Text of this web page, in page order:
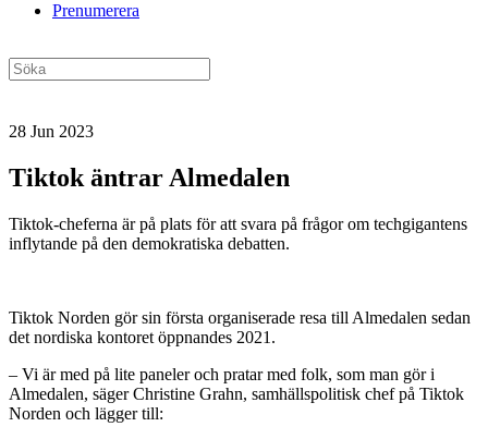
Prenumerera
28 Jun 2023
Tiktok äntrar Almedalen
Tiktok-cheferna är på plats för att svara på frågor om techgigantens
inflytande på den demokratiska debatten.
Tiktok Norden gör sin första organiserade resa till Almedalen sedan
det nordiska kontoret öppnandes 2021.
– Vi är med på lite paneler och pratar med folk, som man gör i
Almedalen, säger Christine Grahn, samhällspolitisk chef på Tiktok
Norden och lägger till: